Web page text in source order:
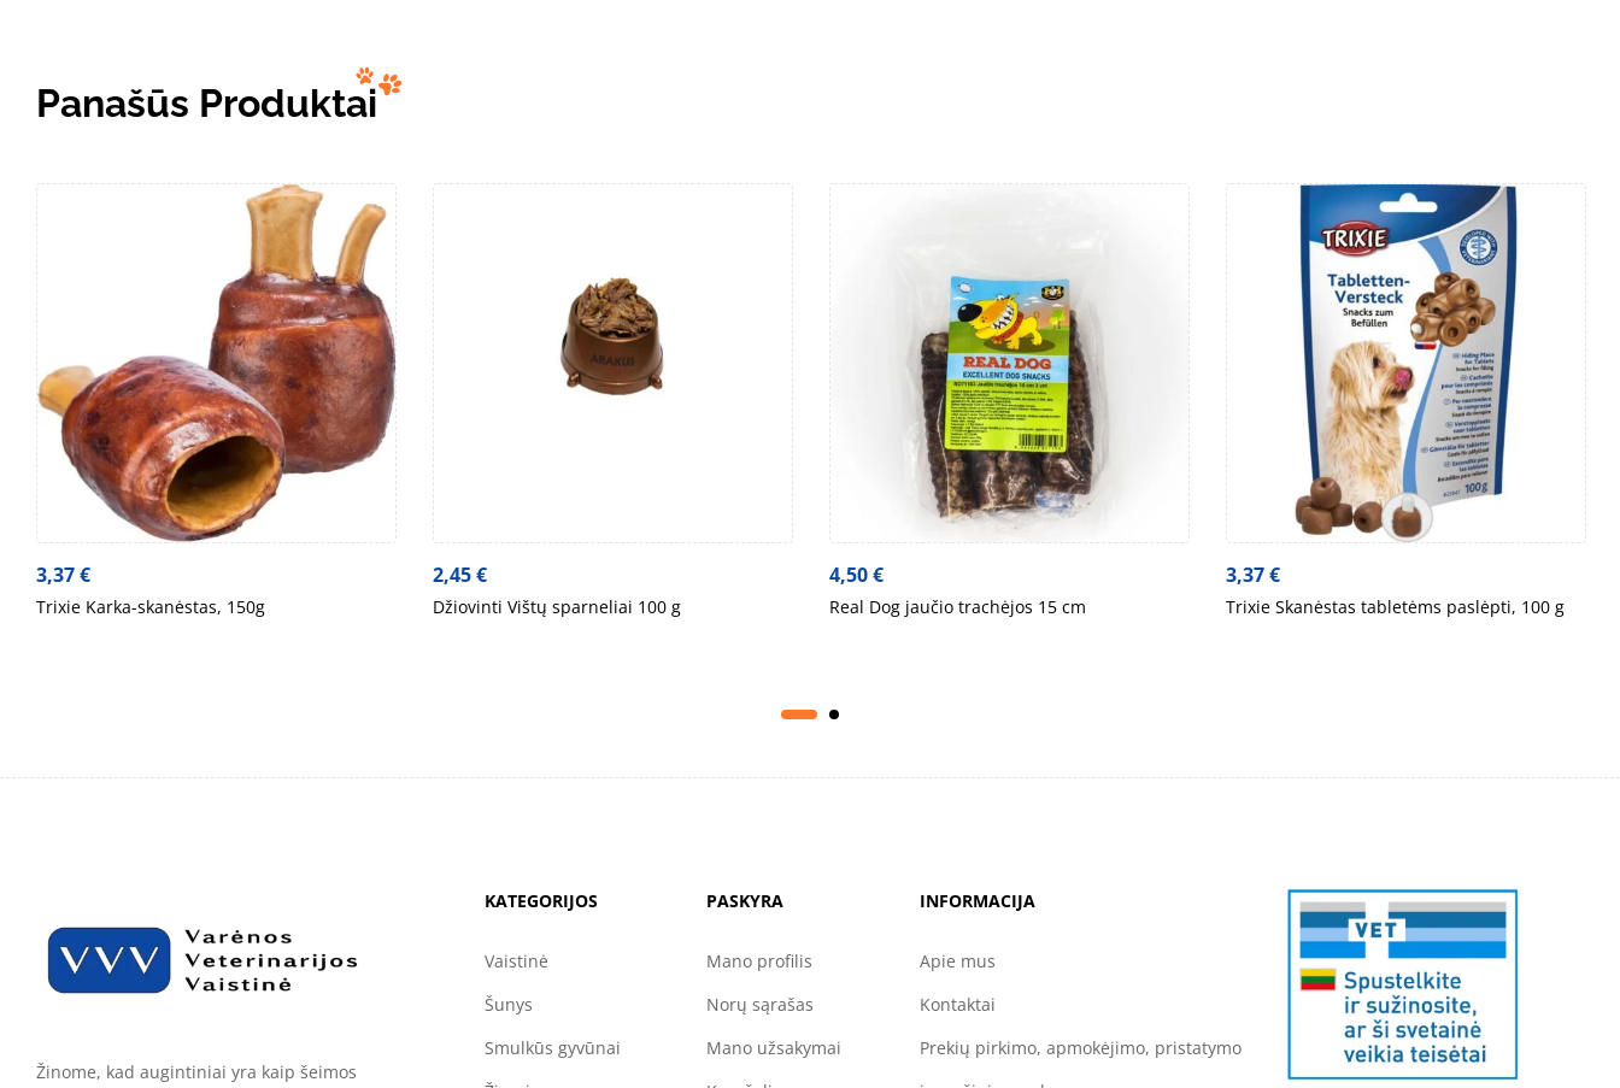
Panašūs Produktai
3,37€
Trixie Karka-skanėstas, 150g
2,45€
Džiovinti Vištų sparneliai 100 g
4,50€
Real Dog jaučio trachėjos 15 cm
3,37€
Trixie Skanėstas tabletėms paslėpti, 100 g
Žinome, kad augintiniai yra kaip šeimos
KATEGORIJOS
Vaistinė
Šunys
Smulkūs gyvūnai
PASKYRA
Mano profilis
Norų sąrašas
Mano užsakymai
INFORMACIJA
Apie mus
Kontaktai
Prekių pirkimo, apmokėjimo, pristatymo